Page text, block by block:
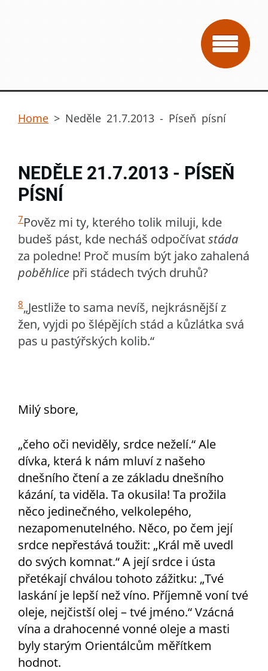
Home > Neděle 21.7.2013 - Píseň písní
NEDĚLE 21.7.2013 - PÍSEŇ
PÍSNÍ
7Pověz mi ty, kterého tolik miluji, kde
budeš pást, kde necháš odpočívatstáda
za poledne! Proč musím být jako zahalená
poběhlice při stádech tvých druhů?
8„Jestliže to sama nevíš, nejkrásnější z
žen, vyjdi po šlépějích stád a kůzlátka svá
pas u pastýřských kolib.“
Milý sbore,
„čeho oči neviděly, srdce neželí.“ Ale
dívka, která k nám mluví z našeho
dnešního čtení a ze základu dnešního
kázání, ta viděla. Ta okusila! Ta prožila
něco jedinečného, velkolepého,
nezapomenutelného. Něco, po čem její
srdce nepřestává toužit: „Král mě uvedl
do svých komnat.“ A její srdce i ústa
přetékají chválou tohoto zážitku: „Tvé
laskání je lepší než víno. Příjemně voní tvé
oleje, nejčistší olej – tvé jméno.“ Vzácná
vína a drahocenné vonné oleje a masti
byly starým Orientálcům měřítkem
hodnot.